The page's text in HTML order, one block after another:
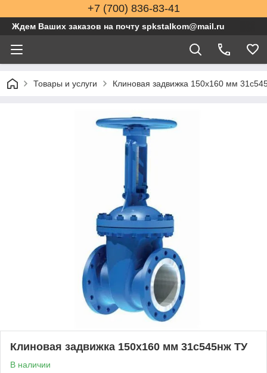
+7 (700) 836-83-41
Ждем Ваших заказов на почту spkstalkom@mail.ru
Товары и услуги Клиновая задвижка 150x160 мм
Клиновая задвижка 150x160 мм 31с545нж ТУ
В наличии